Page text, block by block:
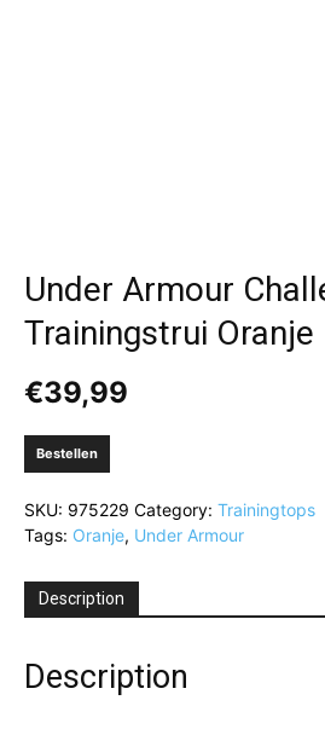
Under Armour
Trainingstrui Oranje
€39,99
Bestellen
SKU: 975229 Category: Trainingtops
Tags: Oranje, Under Armour
Description
Description